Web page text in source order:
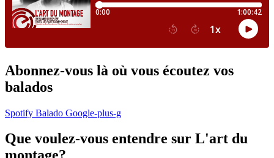
Abonnez-vous là où vous écoutez vos
balados
Spotify Balado Google-plus-g
Que voulez-vous entendre sur L'art du